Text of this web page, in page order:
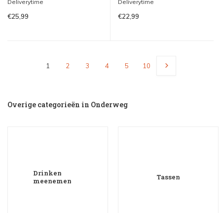
Deliverytime
€25,99
Deliverytime
€22,99
1 2 3 4 5 10
Overige categorieën in Onderweg
Drinken
meenemen
Tassen